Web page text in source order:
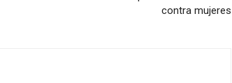
contra mujeres